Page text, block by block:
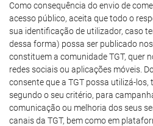
Como consequência do envio de
acesso público, aceita que todo o
sua identificação de utilizador, caso
dessa forma) possa ser publicado
constituem a comunidade TGT, quer
redes sociais ou aplicações móveis.
consente que a TGT possa utilizá-
segundo o seu critério, para
comunicação ou melhoria dos seus
canais da TGT, bem como em